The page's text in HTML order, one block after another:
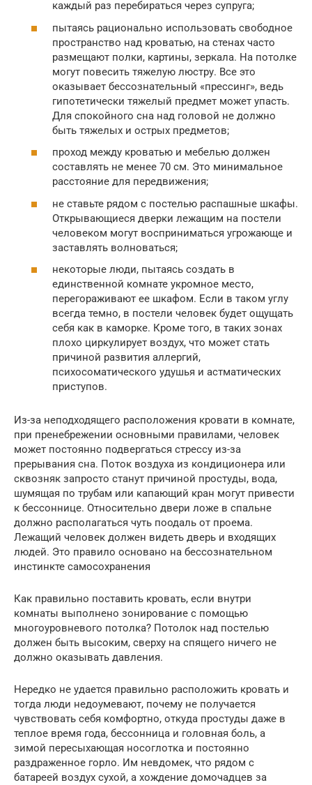
каждый раз перебираться через супруга;
пытаясь рационально использовать свободное
пространство над кроватью, на стенах часто
размещают полки, картины, зеркала. На потолке
могут повесить тяжелую люстру. Все это
оказывает бессознательный «прессинг», ведь
гипотетически тяжелый предмет может упасть.
Для спокойного сна над головой не должно
быть тяжелых и острых предметов;
проход между кроватью и мебелью должен
составлять не менее 70 см. Это минимальное
расстояние для передвижения;
не ставьте рядом с постелью распашные шкафы.
Открывающиеся дверки лежащим на постели
человеком могут восприниматься угрожающе и
заставлять волноваться;
некоторые люди, пытаясь создать в
единственной комнате укромное место,
перегораживают ее шкафом. Если в таком углу
всегда темно, в постели человек будет ощущать
себя как в каморке. Кроме того, в таких зонах
плохо циркулирует воздух, что может стать
причиной развития аллергий,
психосоматического удушья и астматических
приступов.
Из-за неподходящего расположения кровати в комнате,
при пренебрежении основными правилами, человек
может постоянно подвергаться стрессу из-за
прерывания сна. Поток воздуха из кондиционера или
сквозняк запросто станут причиной простуды, вода,
шумящая по трубам или капающий кран могут привести
к бессоннице. Относительно двери ложе в спальне
должно располагаться чуть поодаль от проема.
Лежащий человек должен видеть дверь и входящих
людей. Это правило основано на бессознательном
инстинкте самосохранения
Как правильно поставить кровать, если внутри
комнаты выполнено зонирование с помощью
многоуровневого потолка? Потолок над постелью
должен быть высоким, сверху на спящего ничего не
должно оказывать давления.
Нередко не удается правильно расположить кровать и
тогда люди недоумевают, почему не получается
чувствовать себя комфортно, откуда простуды даже в
теплое время года, бессонница и головная боль, а
зимой пересыхающая носоглотка и постоянно
раздраженное горло. Им невдомек, что рядом с
батареей воздух сухой, а хождение домочадцев за